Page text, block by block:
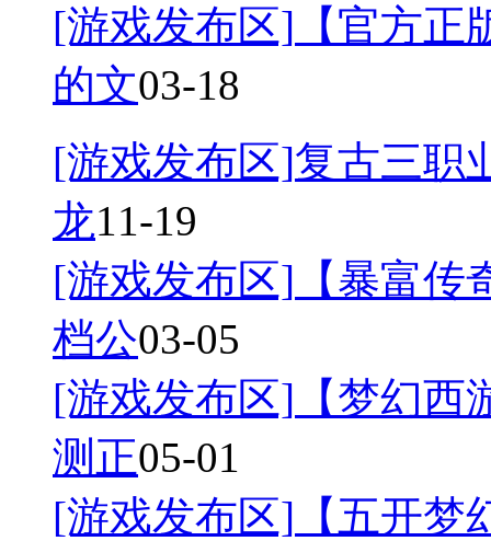
[游戏发布区] 【官方
的文03-18
[游戏发布区]复古三职
龙11-19
[游戏发布区] 【暴富
档公03-05
[游戏发布区] 【梦幻
测正05-01
[游戏发布区] 【五开